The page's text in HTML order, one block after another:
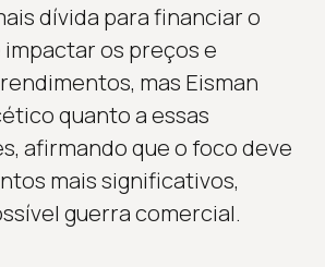
dívida para financiar o
os preços e
mas Eisman
quanto a essas
afirmando que o foco deve
mais significativos,
guerra comercial.